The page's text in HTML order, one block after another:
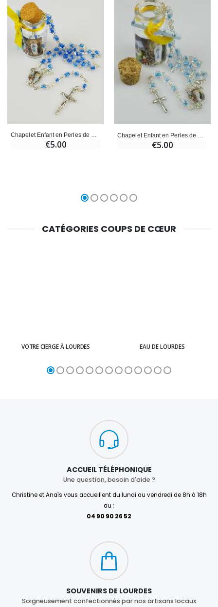
€5.00 €5.00
CATÉGORIES COUPS DE CŒUR
VOTRE CIERGE À LOURDES EAU DE LOURDES
ACCUEIL TÉLÉPHONIQUE
Une question, besoin d'aide ?
Christine et Anaïs vous accueillent du lundi au vendredi de 8h à 18h
au :
04 90 90 26 52
SOUVENIRS DE LOURDES
Soigneusement confectionnés par nos artisans locaux